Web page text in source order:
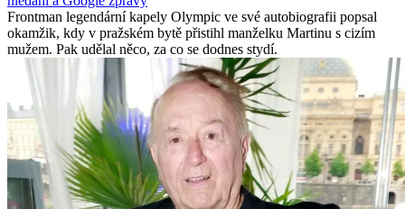
Frontman legendární kapely Olympic ve své autobiografii popsal
okamžik, kdy v pražském bytě přistihl manželku Martinu s cizím
mužem. Pak udělal něco, za co se dodnes stydí.